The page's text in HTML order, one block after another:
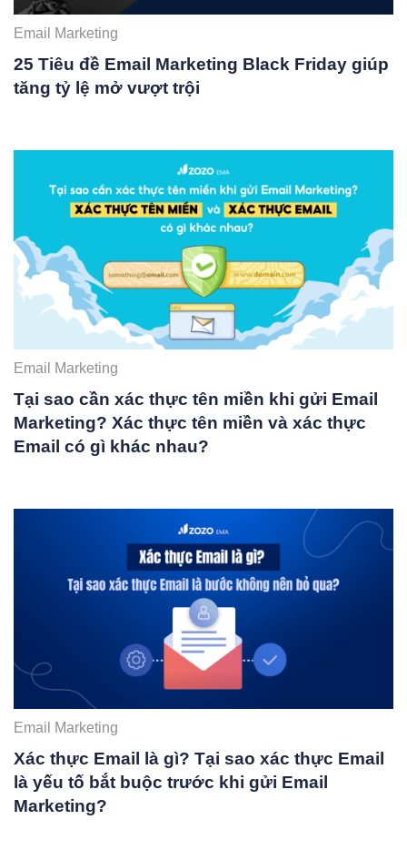
Email Marketing
25 Tiêu đề Email Marketing Black Friday giúp
tăng tỷ lệ mở vượt trội
Email Marketing
Tại sao cần xác thực tên miền khi gửi Email
Marketing? Xác thực tên miền và xác thực
Email có gì khác nhau?
Email Marketing
Xác thực Email là gì? Tại sao xác thực Email
là yếu tố bắt buộc trước khi gửi Email
Marketing?